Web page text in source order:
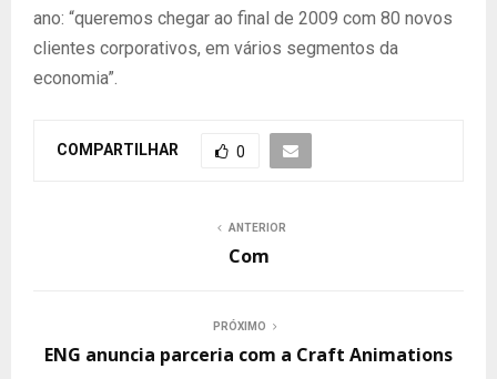
ano: “queremos chegar ao final de 2009 com 80 novos
clientes corporativos, em vários segmentos da
economia”.
COMPARTILHAR 0
ANTERIOR
Com
PRÓXIMO
ENG anuncia parceria com a Craft Animations